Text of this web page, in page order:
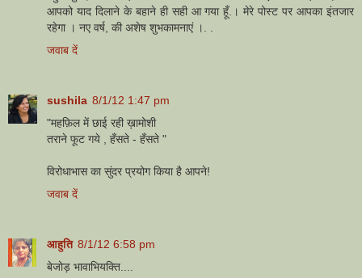
आपको याद दिलाने के बहाने ही सही आ गया हूँ.। मेरे पोस्ट पर आपका इंतजार
रहेगा । नए वर्ष, की अशेष शुभकामनाएं ।. .
जवाब दें
sushila 8/1/12 1:47 pm
"महफ़िल में छाई रही ख़ामोशी
तराने फूट गये , हँसते - हँसते "
विरोधाभास का सुंदर प्रयोग किया है आपने!
जवाब दें
आहुति 8/1/12 6:58 pm
बेजोड़ भावाभियक्ति....